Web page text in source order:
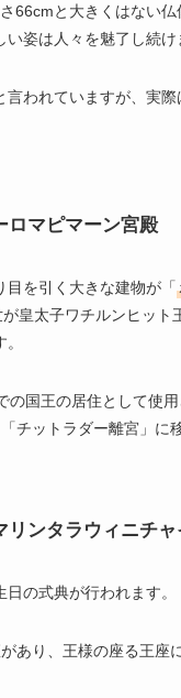
66cmと大きくはない
い姿は人々を魅了し続け
言われていますが、実
ロマピマーン宮殿
目を引く大きな建物が「
皇太子ワチルンヒット
の国王の居住として使用
チットラダー離宮」に
リンタラウィニチ
の式典が行われます。
あり、王様の座る王座